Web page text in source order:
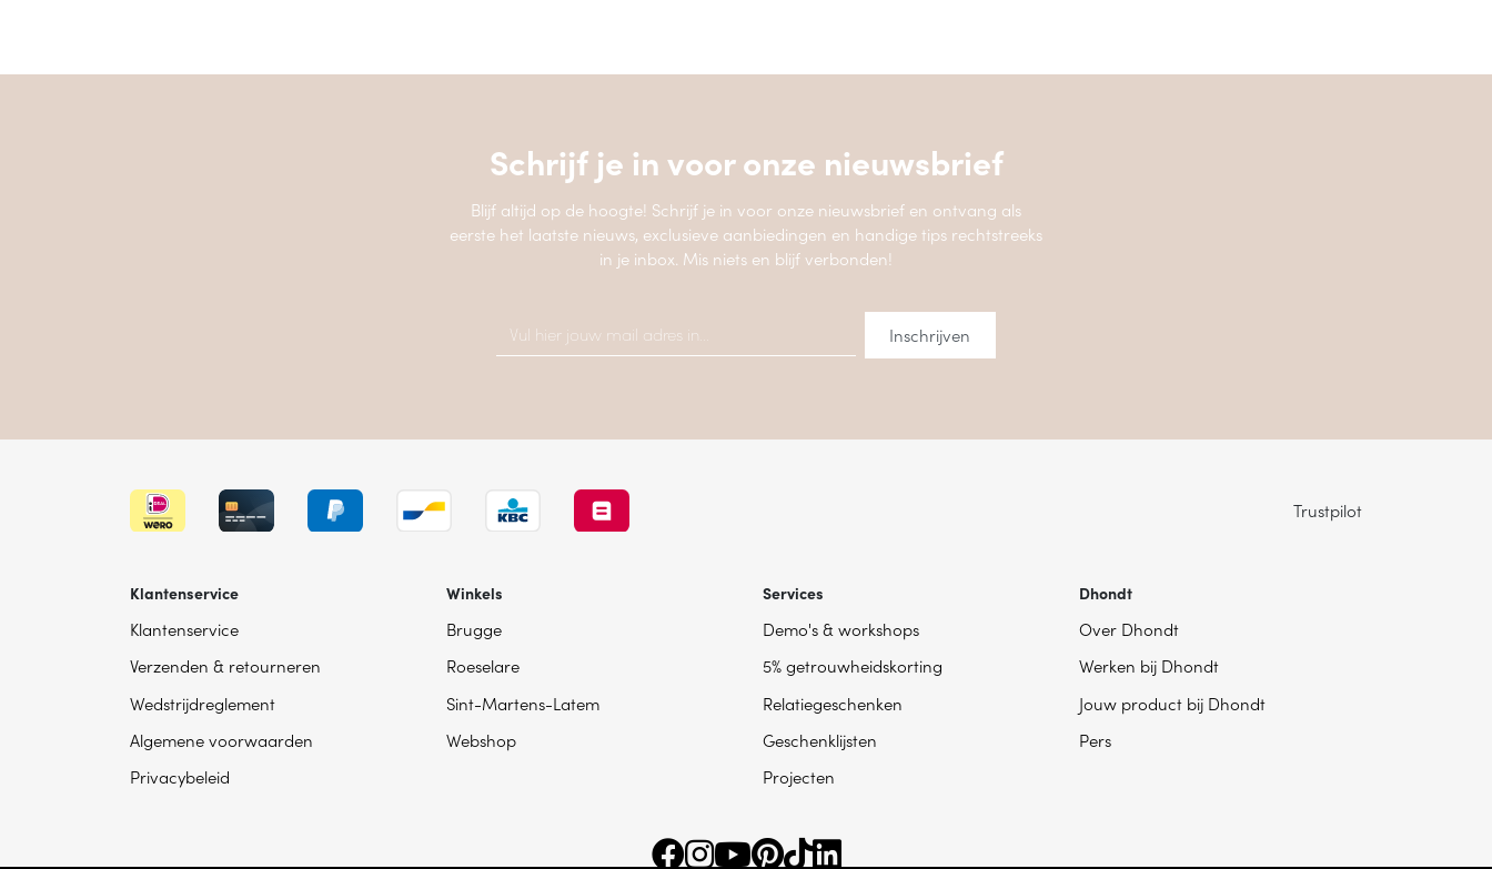
Schrijf je in voor onze nieuwsbrief
Blijf altijd op de hoogte! Schrijf je in voor onze nieuwsbrief en ontvang als
eerste het laatste nieuws, exclusieve aanbiedingen en handige tips rechtstreeks
in je inbox. Mis niets en blijf verbonden!
Trustpilot
Klantenservice
Klantenservice
Verzenden & retourneren
Wedstrijdreglement
Algemene voorwaarden
Privacybeleid
Winkels
Brugge
Roeselare
Sint-Martens-Latem
Webshop
Services
Demo's & workshops
5% getrouwheidskorting
Relatiegeschenken
Geschenklijsten
Projecten
Dhondt
Over Dhondt
Werken bij Dhondt
Jouw product bij Dhondt
Pers